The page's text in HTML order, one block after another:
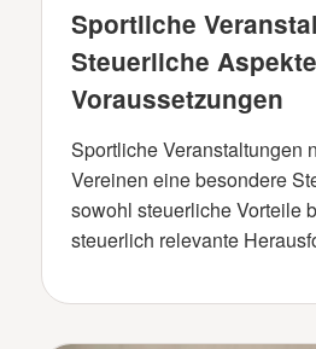
Sportliche
Steuerliche
Voraussetzungen
Sportliche Veranstaltungen
Vereinen eine besondere
sowohl steuerliche Vorteile
steuerlich relevante